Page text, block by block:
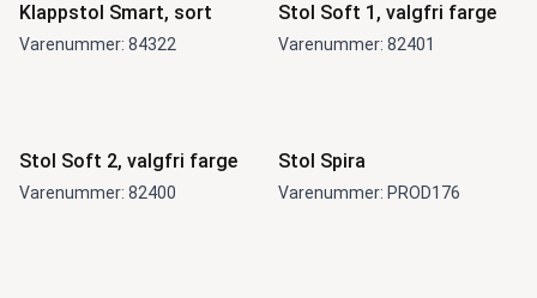
Klappstol Smart, sort
Varenummer: 84322
Stol Soft 1, valgfri farge
Varenummer: 82401
Stol Soft 2, valgfri farge
Varenummer: 82400
Stol Spira
Varenummer: PROD176